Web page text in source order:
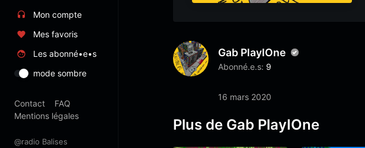
Mon compte
Mes favoris
Les abonné•e•s
mode sombre
Contact
FAQ
Mentions légales
@radio Balises
Gab PlayIOne
Abonné.e.s: 9
16 mars 2020
Plus de Gab PlayIOne